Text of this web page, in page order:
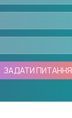
ЗАДАТИ ПИТАННЯ